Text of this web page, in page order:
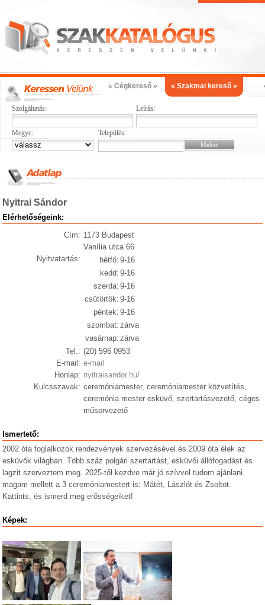
« Cégkereső » « Szakmai kereső »
Szolgáltatás: Leírás:
Megye: Település:
Nyitrai Sándor
Elérhetőségeink:
Cím: 1173 Budapest
Vanília utca 66
Nyitvatartás:
hétfő: 9-16
kedd: 9-16
szerda: 9-16
csütörtök: 9-16
péntek: 9-16
szombat: zárva
vasárnap: zárva
Tel.: (20) 596 0953
E-mail: e-mail
Honlap: nyitraisandor.hu/
Kulcsszavak: ceremóniamester, ceremóniamester közvetítés,
ceremónia mester esküvő, szertartásvezető, céges
műsorvezető
Ismertető:
2002 óta foglalkozok rendezvények szervezésével és 2009 óta élek az
esküvők világban. Több száz polgári szertartást, esküvői állófogadást és
lagzit szerveztem meg. 2025-től kezdve már jó szívvel tudom ajánlani
magam mellett a 3 ceremóniamestert is: Mátét, Lászlót és Zsoltot.
Kattints, és ismerd meg erősségeiket!
Képek: